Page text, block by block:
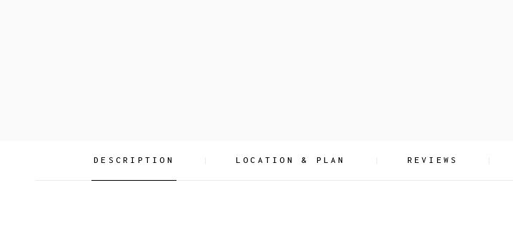
DESCRIPTION LOCATION & PLAN REVIEWS